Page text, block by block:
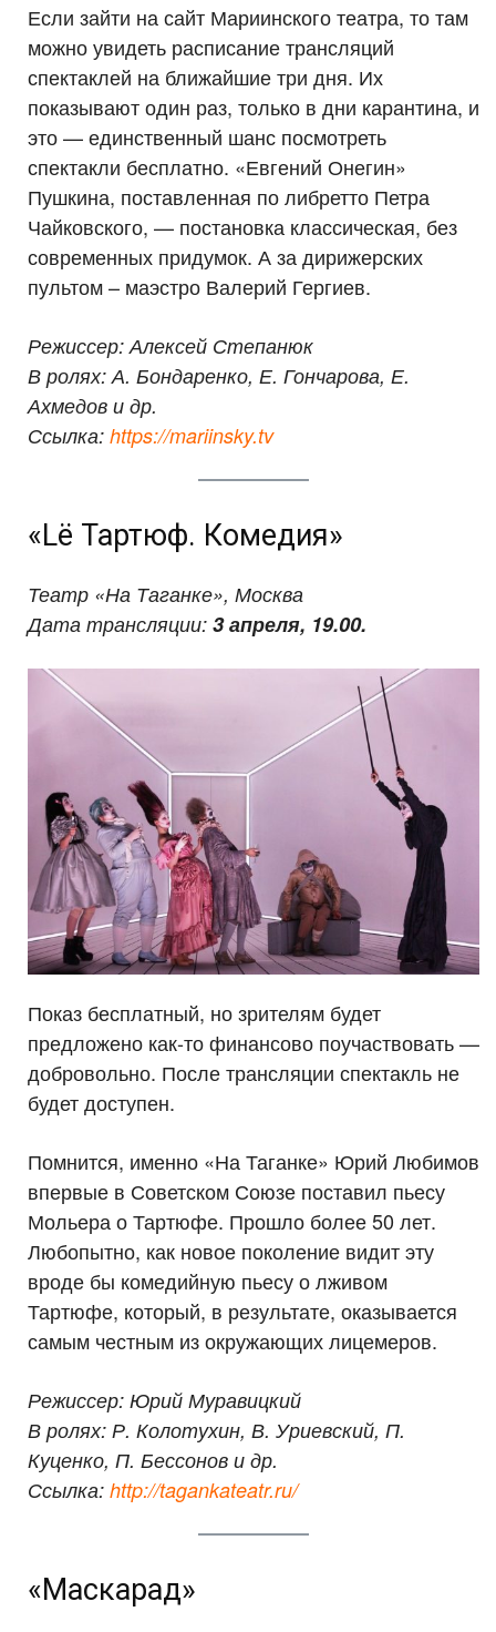
Если зайти на сайт Мариинского театра, то там
можно увидеть расписание трансляций
спектаклей на ближайшие три дня. Их
показывают один раз, только в дни карантина, и
это — единственный шанс посмотреть
спектакли бесплатно. «Евгений Онегин»
Пушкина, поставленная по либретто Петра
Чайковского, — постановка классическая, без
современных придумок. А за дирижерских
пультом – маэстро Валерий Гергиев.
Режиссер: Алексей Степанюк
В ролях: А. Бондаренко, Е. Гончарова, Е.
Ахмедов и др.
Ссылка: https://mariinsky.tv
«Lё Тартюф. Комедия»
Театр «На Таганке», Москва
Дата трансляции: 3 апреля, 19.00.
Показ бесплатный, но зрителям будет
предложено как-то финансово поучаствовать —
добровольно. После трансляции спектакль не
будет доступен.
Помнится, именно «На Таганке» Юрий Любимов
впервые в Советском Союзе поставил пьесу
Мольера о Тартюфе. Прошло более 50 лет.
Любопытно, как новое поколение видит эту
вроде бы комедийную пьесу о лживом
Тартюфе, который, в результате, оказывается
самым честным из окружающих лицемеров.
Режиссер: Юрий Муравицкий
В ролях: Р. Колотухин, В. Уриевский, П.
Куценко, П. Бессонов и др.
Ссылка: http://tagankateatr.ru/
«Маскарад»